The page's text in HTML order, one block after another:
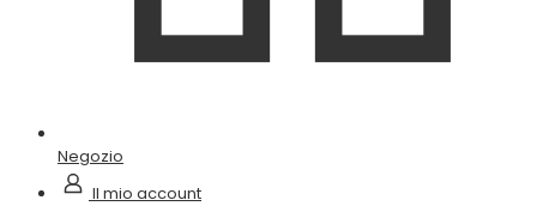
Negozio
Il mio account